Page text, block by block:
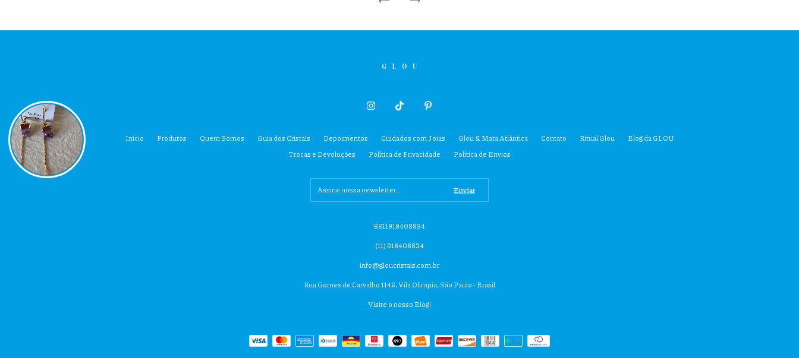
Início Produtos Quem Somos Guia dos Cristais Depoimentos Cuidados com Joias Glou & Mata Atlântica Contato Ritual Glou
Blog da GLOU
Trocas e Devoluções
Política de Privacidade Política de Envios
5511918408834
(11) 918408834
info@gloucristais.com.br
Rua Gomes de Carvalho 1146, Vila Olimpia, São Paulo - Brasil
Visite o nosso Blog!